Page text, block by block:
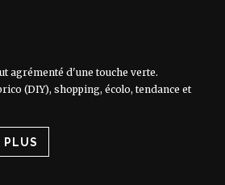
agrémenté d'une touche verte.
(DIY), shopping, écolo, tendance et
PLUS